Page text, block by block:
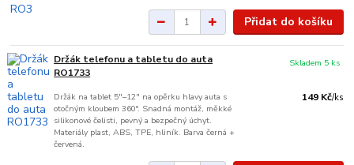
Přidat do košíku
Držák telefonu a tabletu do auta
RO1733
Držák na tablet 5"–12" na opěrku hlavy auta s
otočným kloubem 360°. Snadná montáž, měkké
silikonové čelisti, pevný a bezpečný úchyt.
Materiály plast, ABS, TPE, hliník. Barva černá +
červená.
149 Kč/ks
Skladem 5 ks